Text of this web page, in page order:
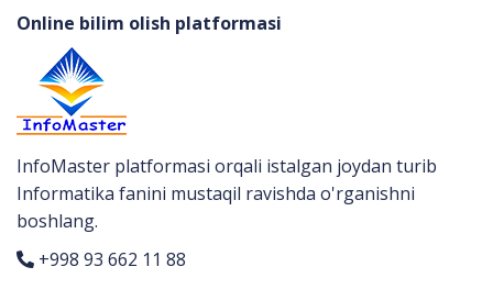
Online bilim olish platformasi
InfoMaster platformasi orqali istalgan joydan turib
Informatika fanini mustaqil ravishda o'rganishni
boshlang.
+998 93 662 11 88